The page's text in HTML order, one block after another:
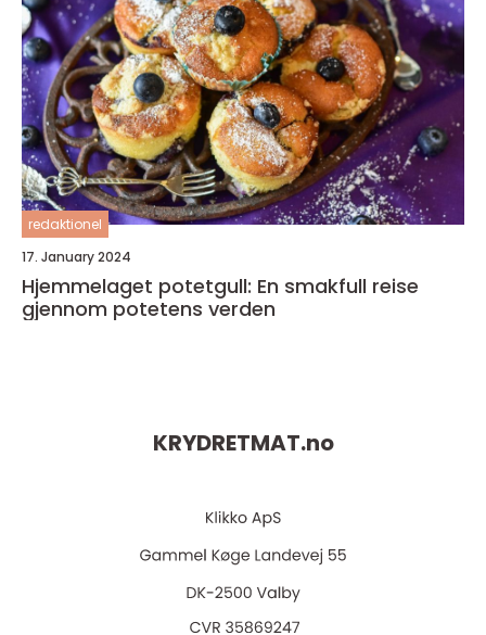
redaktionel
17. January 2024
Hjemmelaget potetgull: En smakfull reise
gjennom potetens verden
KRYDRETMAT.no